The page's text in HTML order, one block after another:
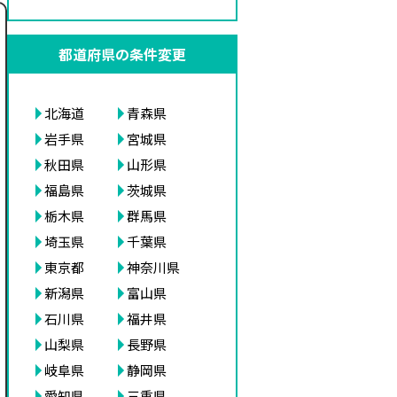
都道府県の条件変更
北海道
青森県
岩手県
宮城県
秋田県
山形県
福島県
茨城県
栃木県
群馬県
埼玉県
千葉県
東京都
神奈川県
新潟県
富山県
石川県
福井県
山梨県
長野県
岐阜県
静岡県